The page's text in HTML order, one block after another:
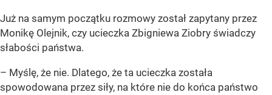
Już na samym początku rozmowy został zapytany przez
Monikę Olejnik, czy ucieczka Zbigniewa Ziobry świadczy
słabości państwa.
– Myślę, że nie. Dlatego, że ta ucieczka została
spowodowana przez siły, na które nie do końca państwo